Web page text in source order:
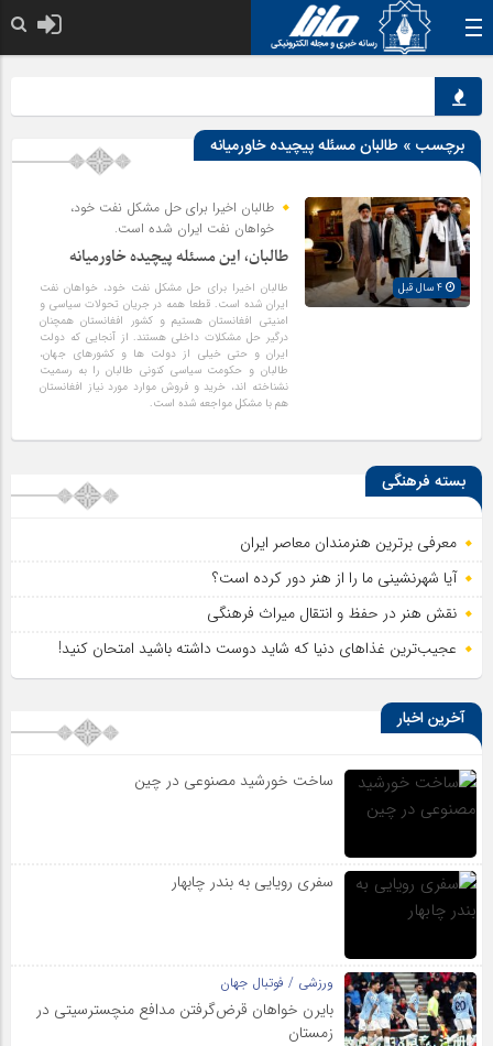
برچسب » طالبان مسئله پیچیده خاورمیانه
طالبان اخیرا برای حل مشکل نفت خود،
خواهان نفت ایران شده است.
طالبان، این مسئله پیچیده خاورمیانه
طالبان اخیرا برای حل مشکل نفت خود، خواهان نفت
ایران شده است. قطعا همه در جریان تحولات سیاسی و
امنیتی افغانستان هستیم و کشور افغانستان همچنان
درگیر حل مشکلات داخلی هستند. از آنجایی که دولت
ایران و حتی خیلی از دولت ها و کشورهای جهان،
طالبان و حکومت سیاسی کنونی طالبان را به رسمیت
نشناخته اند، خرید و فروش موارد مورد نیاز افغانستان
هم با مشکل مواجعه شده است.
بسته فرهنگی
معرفی برترین هنرمندان معاصر ایران
آیا شهرنشینی ما را از هنر دور کرده است؟
نقش هنر در حفظ و انتقال میراث فرهنگی
عجیب‌ترین غذاهای دنیا که شاید دوست داشته باشید امتحان کنید!
آخرین اخبار
ساخت خورشید مصنوعی در چین
سفری رویایی به بندر چابهار
ورزشی / فوتبال جهان
بایرن خواهان قرض‌گرفتن مدافع منچسترسیتی در
زمستان